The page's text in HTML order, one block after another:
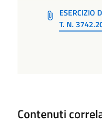
ESERCIZIO
T. N.
Contenuti